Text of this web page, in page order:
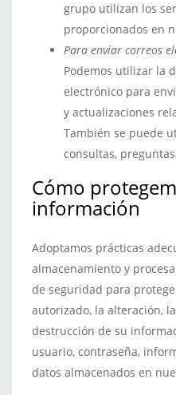
grupo utilizan los
proporcionados en
Para enviar correos
Podemos utilizar la
electrónico para
y actualizaciones
También se puede
consultas,
Cómo
información
Adoptamos prácticas
almacenamiento y
de seguridad para
autorizado, la alteración,
destrucción de su
usuario, contraseña,
datos almacenados en